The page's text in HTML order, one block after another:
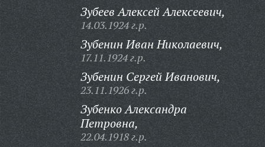
Зубеев Алексей Алексеевич,
14.03.1924 г.р.
Зубенин Иван Николаевич,
17.11.1924 г.р.
Зубенин Сергей Иванович,
23.11.1926 г.р.
Зубенко Александра
Петровна,
22.04.1918 г.р.